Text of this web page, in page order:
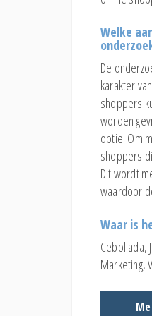
Welke
De
karakter
shoppers
worden
optie. Om
shoppers
Dit wordt
waardoor
Waar is
Cebollada,
Marketing,